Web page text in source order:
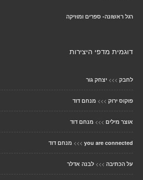
רגל ראשונה- ספרים ומוזיקה
דוגמית מדפי היצירות
לחבק >>> יצחק גור
פוקוס ירוק >>> מנחם דוד
אוצר מילים >>> מנחם דוד
you are connected
>>> מנחם דוד
על הכתיבה >>> לבנה אדלר